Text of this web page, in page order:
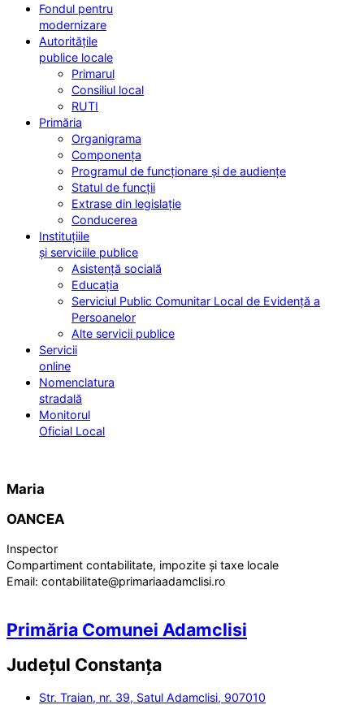
Fondul pentru
modernizare
Autoritățile
publice locale
Primarul
Consiliul local
RUTI
Primăria
Organigrama
Componența
Programul de funcționare și de audiențe
Statul de funcții
Extrase din legislație
Conducerea
Instituțiile
și serviciile publice
Asistență socială
Educația
Serviciul Public Comunitar Local de Evidență a
Persoanelor
Alte servicii publice
Servicii
online
Nomenclatura
stradală
Monitorul
Oficial Local
Maria
OANCEA
Inspector
Compartiment contabilitate, impozite și taxe locale
Email: contabilitate@primariaadamclisi.ro
Primăria Comunei Adamclisi
Județul Constanța
Str. Traian, nr. 39, Satul Adamclisi, 907010